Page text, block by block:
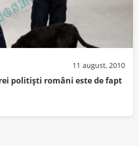
11 august, 2010
politiști români este de fapt